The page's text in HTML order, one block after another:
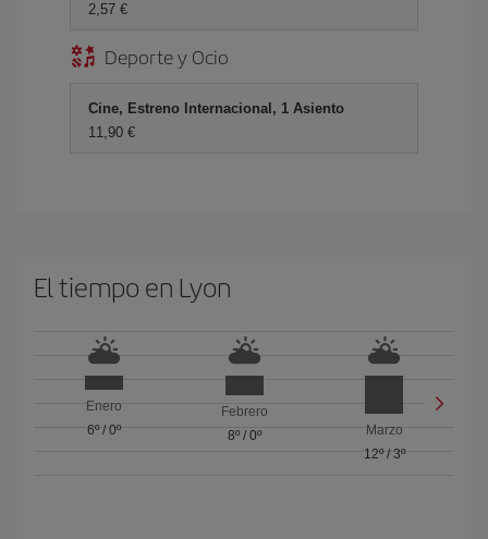
2,57 €
Deporte y Ocio
Cine, Estreno Internacional, 1 Asiento
11,90 €
El tiempo en Lyon
Enero
6º/ 0º
Febrero
8º/ 0º
Marzo
12º/ 3º